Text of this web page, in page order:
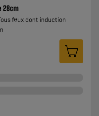
28cm
feux dont induction